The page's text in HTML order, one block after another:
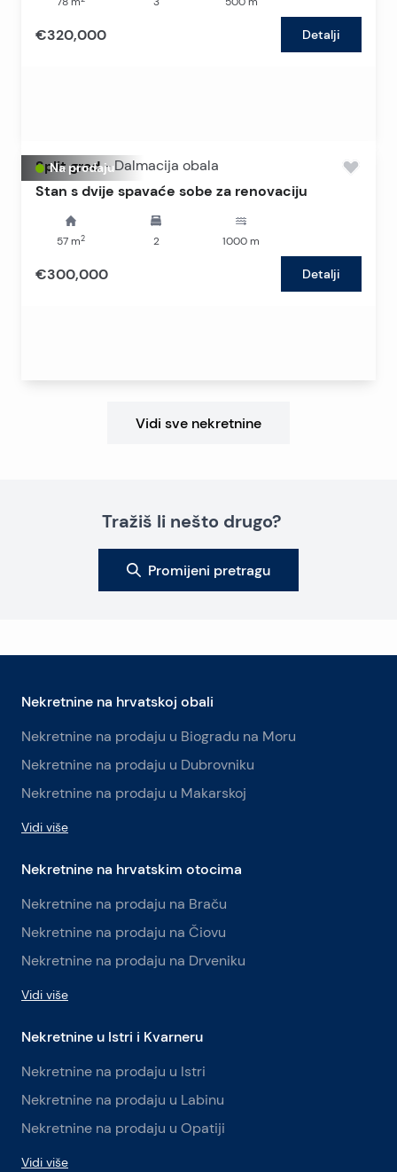
€320,000 Detalji
Na prodaju
Split grad - Dalmacija obala
Stan s dvije spavaće sobe za renovaciju
57 m2 2 1000 m
€300,000 Detalji
Vidi sve nekretnine
Tražiš li nešto drugo?
Promijeni pretragu
Nekretnine na hrvatskoj obali
Nekretnine na prodaju u Biogradu na Moru
Nekretnine na prodaju u Dubrovniku
Nekretnine na prodaju u Makarskoj
Vidi više
Nekretnine na hrvatskim otocima
Nekretnine na prodaju na Braču
Nekretnine na prodaju na Čiovu
Nekretnine na prodaju na Drveniku
Vidi više
Nekretnine u Istri i Kvarneru
Nekretnine na prodaju u Istri
Nekretnine na prodaju u Labinu
Nekretnine na prodaju u Opatiji
Vidi više